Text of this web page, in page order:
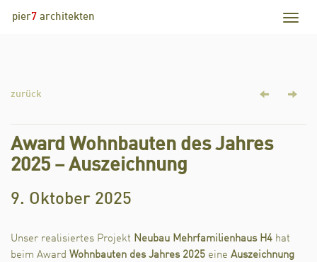
pier7 architekten
zurück
Award Wohnbauten des Jahres
2025 – Auszeichnung
9. Oktober 2025
Unser realisiertes Projekt Neubau Mehrfamilienhaus H4 hat
beim Award Wohnbauten des Jahres 2025 eine Auszeichnung